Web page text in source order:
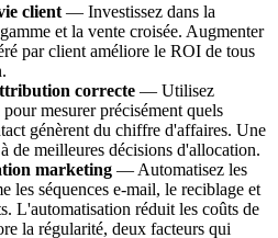
client — Investissez dans la
et la vente croisée. Augmenter
par client améliore le ROI de tous
correcte — Utilisez
mesurer précisément quels
génèrent du chiffre d'affaires. Une
de meilleures décisions d'allocation.
marketing — Automatisez les
les séquences e-mail, le reciblage et
L'automatisation réduit les coûts de
la régularité, deux facteurs qui